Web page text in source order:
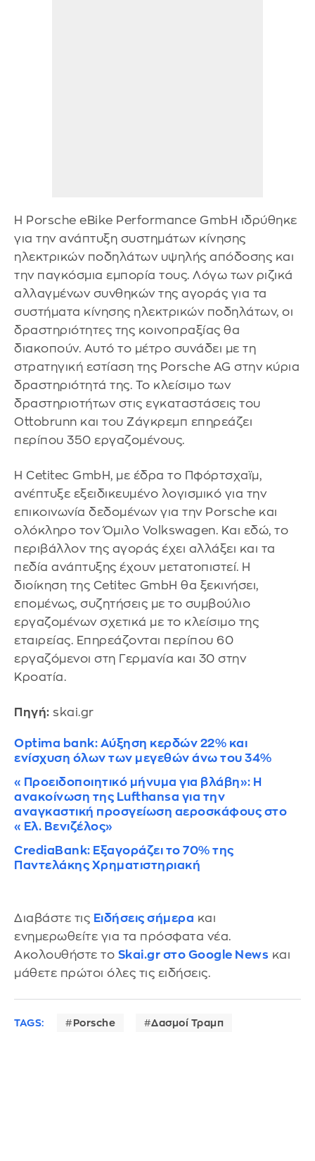
Η Porsche eBike Performance GmbH ιδρύθηκε
για την ανάπτυξη συστημάτων κίνησης
ηλεκτρικών ποδηλάτων υψηλής απόδοσης και
την παγκόσμια εμπορία τους. Λόγω των ριζικά
αλλαγμένων συνθηκών της αγοράς για τα
συστήματα κίνησης ηλεκτρικών ποδηλάτων, οι
δραστηριότητες της κοινοπραξίας θα
διακοπούν. Αυτό το μέτρο συνάδει με τη
στρατηγική εστίαση της Porsche AG στην κύρια
δραστηριότητά της. Το κλείσιμο των
δραστηριοτήτων στις εγκαταστάσεις του
Ottobrunn και του Ζάγκρεμπ επηρεάζει
περίπου 350 εργαζομένους.
Η Cetitec GmbH, με έδρα το Πφόρτσχαϊμ,
ανέπτυξε εξειδικευμένο λογισμικό για την
επικοινωνία δεδομένων για την Porsche και
ολόκληρο τον Όμιλο Volkswagen. Και εδώ, το
περιβάλλον της αγοράς έχει αλλάξει και τα
πεδία ανάπτυξης έχουν μετατοπιστεί. Η
διοίκηση της Cetitec GmbH θα ξεκινήσει,
επομένως, συζητήσεις με το συμβούλιο
εργαζομένων σχετικά με το κλείσιμο της
εταιρείας. Επηρεάζονται περίπου 60
εργαζόμενοι στη Γερμανία και 30 στην
Κροατία.
Πηγή: skai.gr
Optima bank: Αύξηση κερδών 22% και
ενίσχυση όλων των μεγεθών άνω του 34%
«Προειδοποιητικό μήνυμα για βλάβη»: Η
ανακοίνωση της Lufthansa για την
αναγκαστική προσγείωση αεροσκάφους στο
«Ελ. Βενιζέλος»
CrediaBank: Εξαγοράζει το 70% της
Παντελάκης Χρηματιστηριακή
Διαβάστε τις Ειδήσεις σήμερα και
ενημερωθείτε για τα πρόσφατα νέα.
Ακολουθήστε το Skai.gr στο Google News και
μάθετε πρώτοι όλες τις ειδήσεις.
TAGS: Porsche Δασμοί Τραμπ